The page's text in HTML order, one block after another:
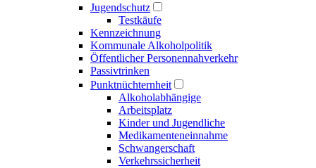
Jugendschutz
Testkäufe
Kennzeichnung
Kommunale Alkoholpolitik
Öffentlicher Personen­nahverkehr
Passivtrinken
Punkt­nüchternheit
Alkohol­abhängige
Arbeitsplatz
Kinder und Jugendliche
Medikamenten­einnahme
Schwangerschaft
Verkehrs­sicherheit